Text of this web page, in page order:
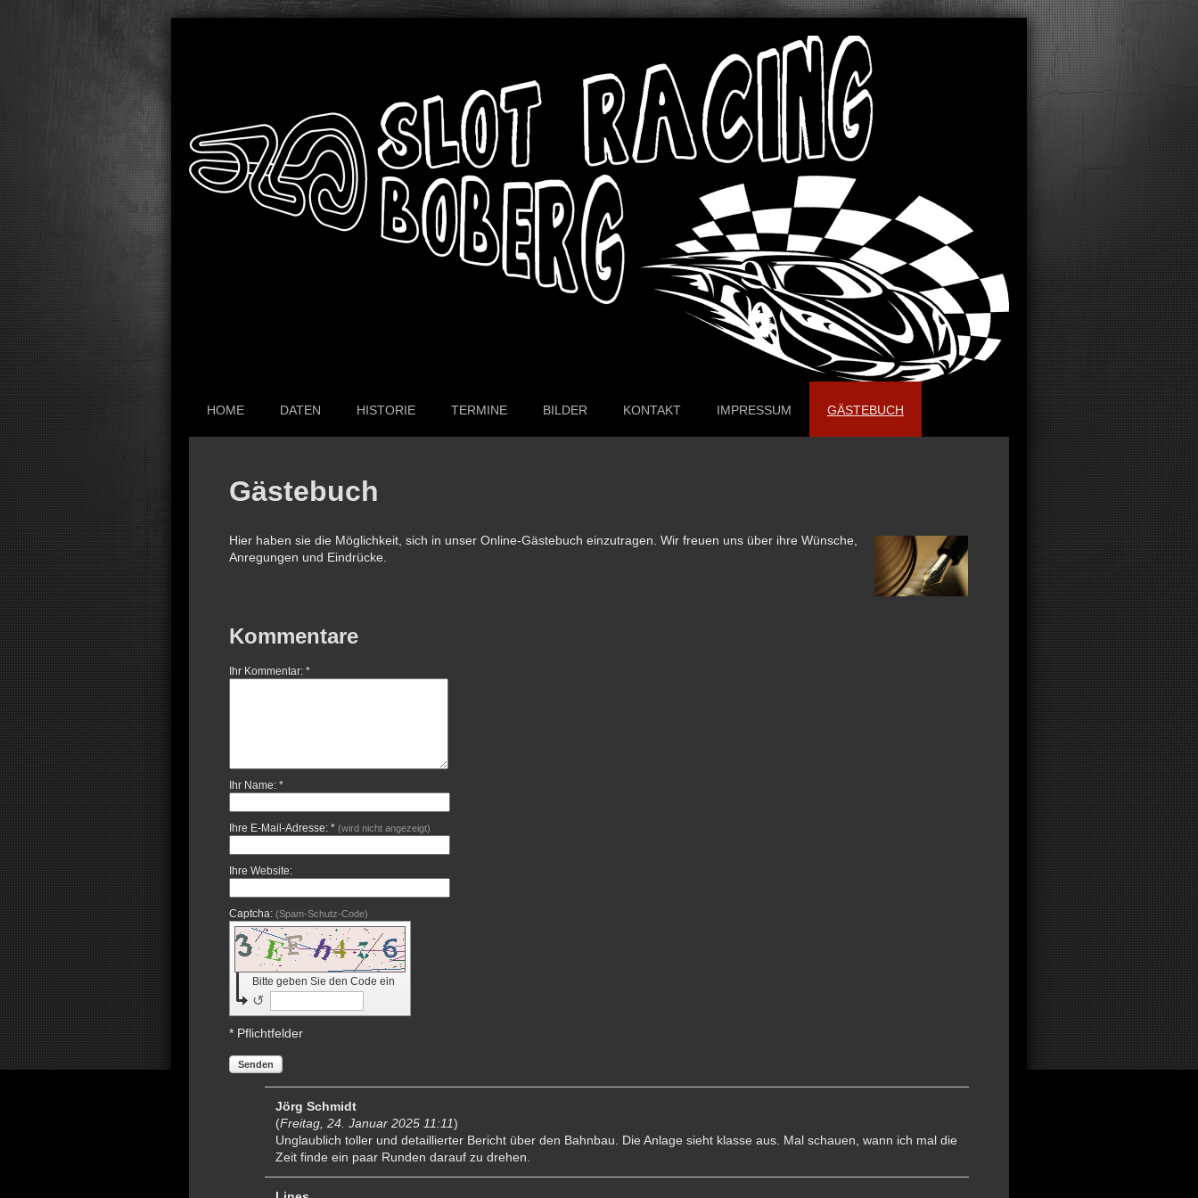
HOME DATEN HISTORIE TERMINE BILDER KONTAKT IMPRESSUM GÄSTEBUCH
Gästebuch
Hier haben sie die Möglichkeit, sich in unser Online-Gästebuch einzutragen. Wir freuen uns über ihre Wünsche,
Anregungen und Eindrücke.
Kommentare
Ihr Kommentar: *
Ihr Name: *
Ihre E-Mail-Adresse: * (wird nicht angezeigt)
Ihre Website:
Captcha: (Spam-Schutz-Code)
Bitte geben Sie den Code ein
↺
* Pflichtfelder
Senden
Jörg Schmidt
(Freitag, 24. Januar 2025 11:11)
Unglaublich toller und detaillierter Bericht über den Bahnbau. Die Anlage sieht klasse aus. Mal schauen, wann ich mal die
Zeit finde ein paar Runden darauf zu drehen.